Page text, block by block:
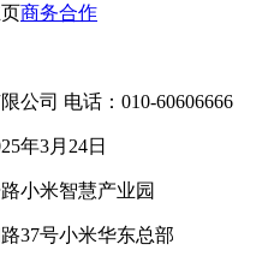
商务合作
公司 电话：010-60606666
年3月24日
小米智慧产业园
37号小米华东总部